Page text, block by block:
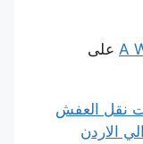
A على
نقل العفش
الاردن